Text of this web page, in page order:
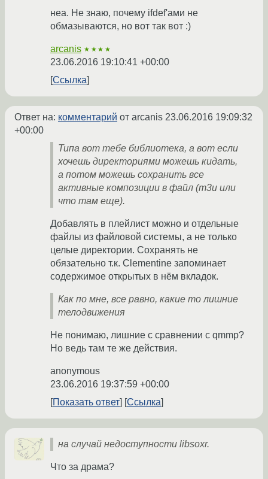
неа. Не знаю, почему ifdef'ами не
обмазываются, но вот так вот :)
arcanis ★★★★
23.06.2016 19:10:41 +00:00
Ссылка
Ответ на: комментарий от arcanis 23.06.2016 19:09:32
+00:00
Типа вот тебе библиотека, а вот если
хочешь директориями можешь кидать,
а потом можешь сохранить все
активные композиции в файл (m3u или
что там еще).
Добавлять в плейлист можно и отдельные
файлы из файловой системы, а не только
целые директории. Сохранять не
обязательно т.к. Clementine запоминает
содержимое открытых в нём вкладок.
Как по мне, все равно, какие то лишние
телодвижения
Не понимаю, лишние с сравнении с qmmp?
Но ведь там те же действия.
anonymous
23.06.2016 19:37:59 +00:00
Показать ответ
Ссылка
на случай недоступности libsoxr.
Что за драма?